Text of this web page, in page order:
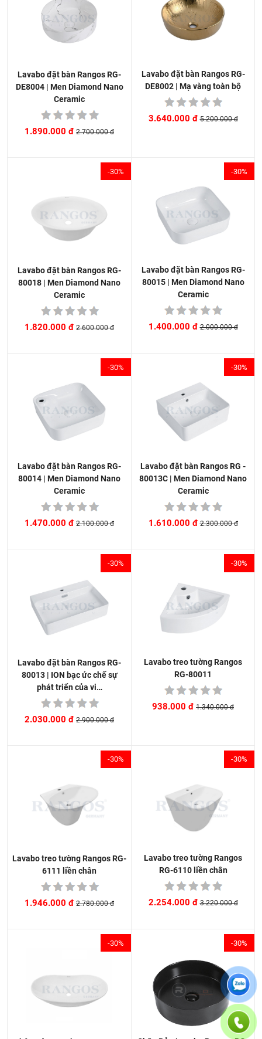
Lavabo đặt bàn Rangos RG-
DE8004 | Men Diamond Nano
Ceramic
1.890.000 đ 2.700.000 đ
Lavabo đặt bàn Rangos RG-
DE8002 | Mạ vàng toàn bộ
3.640.000 đ 5.200.000 đ
-30%
Lavabo đặt bàn Rangos RG-
80018 | Men Diamond Nano
Ceramic
1.820.000 đ 2.600.000 đ
-30%
Lavabo đặt bàn Rangos RG-
80015 | Men Diamond Nano
Ceramic
1.400.000 đ 2.000.000 đ
-30%
Lavabo đặt bàn Rangos RG-
80014 | Men Diamond Nano
Ceramic
1.470.000 đ 2.100.000 đ
-30%
Lavabo đặt bàn Rangos RG -
80013C | Men Diamond Nano
Ceramic
1.610.000 đ 2.300.000 đ
-30%
Lavabo đặt bàn Rangos RG-
80013 | ION bạc ức chế sự
phát triển của vi…
2.030.000 đ 2.900.000 đ
-30%
Lavabo treo tường Rangos
RG-80011
938.000 đ 1.340.000 đ
-30%
Lavabo treo tường Rangos RG-
6111 liền chân
1.946.000 đ 2.780.000 đ
-30%
Lavabo treo tường Rangos
RG-6110 liền chân
2.254.000 đ 3.220.000 đ
-30% -30%